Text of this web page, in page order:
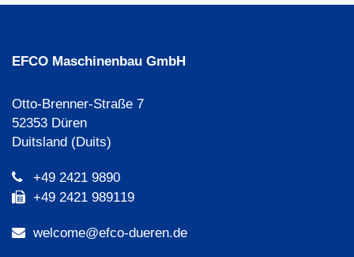
EFCO Maschinenbau GmbH
Otto-Brenner-Straße 7
52353 Düren
Duitsland (Duits)
+49 2421 9890
+49 2421 989119
welcome@efco-dueren.de